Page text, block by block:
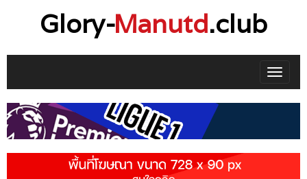
Glory-Manutd.club
Toggle